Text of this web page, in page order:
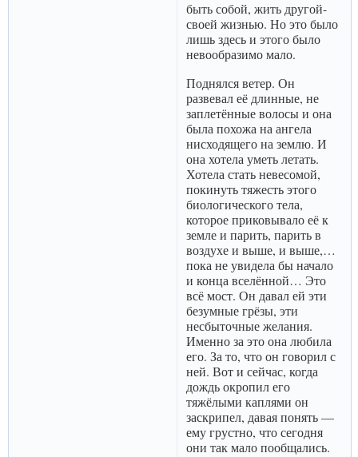
быть собой, жить другой-
своей жизнью. Но это было
лишь здесь и этого было
невообразимо мало.
Поднялся ветер. Он
развевал её длинные, не
заплетённые волосы и она
была похожа на ангела
нисходящего на землю. И
она хотела уметь летать.
Хотела стать невесомой,
покинуть тяжесть этого
биологического тела,
которое приковывало её к
земле и парить, парить в
воздухе и выше, и выше,…
пока не увидела бы начало
и конца вселённой… Это
всё мост. Он давал ей эти
безумные грёзы, эти
несбыточные желания.
Именно за это она любила
его. За то, что он говорил с
ней. Вот и сейчас, когда
дождь окропил его
тяжёлыми каплями он
заскрипел, давая понять —
ему грустно, что сегодня
они так мало пообщались.